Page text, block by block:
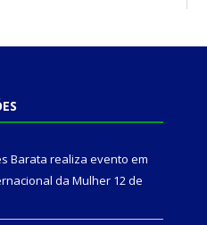
Barata realiza evento em
da Mulher 12 de